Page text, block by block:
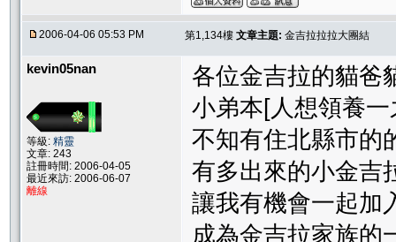
2006-04-06 05:53 PM 第1,134樓 文章主題: 金吉拉拉拉大團結
kevin05nan
等級: 精靈
文章: 243
註冊時間: 2006-04-05
最近來訪: 2006-06-07
離線
各位金吉拉的貓爸
小弟本[人想領養
不知有住北縣市的
有多出來的小金吉
讓我有機會一起加
成為金吉拉家族的